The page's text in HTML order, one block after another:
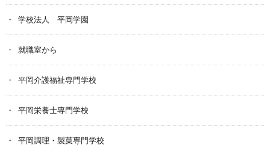
学校法人 平岡学園
就職室から
平岡介護福祉専門学校
平岡栄養士専門学校
平岡調理・製菓専門学校